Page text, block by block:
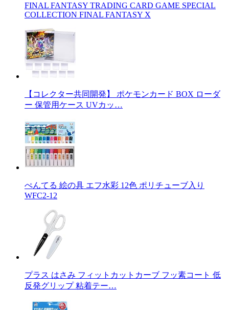
FINAL FANTASY TRADING CARD GAME SPECIAL
COLLECTION FINAL FANTASY X
【コレクター共同開発】 ポケモンカード BOX ローダ
ー 保管用ケース UVカッ…
ぺんてる 絵の具 エフ水彩 12色 ポリチューブ入り
WFC2-12
プラス はさみ フィットカットカーブ フッ素コート 低
反発グリップ 粘着テー…